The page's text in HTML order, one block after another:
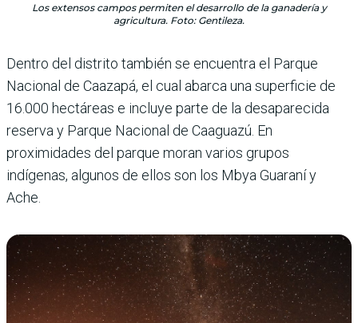
Los extensos campos permiten el desarrollo de la ganadería y
agricultura. Foto: Gentileza.
Dentro del distrito también se encuentra el Parque
Nacional de Caazapá, el cual abarca una superficie de
16.000 hectáreas e incluye parte de la desaparecida
reserva y Parque Nacional de Caaguazú. En
proximidades del parque moran varios grupos
indígenas, algunos de ellos son los Mbya Guaraní y
Ache.